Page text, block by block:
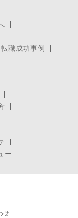
転職成功事例
ー
せ